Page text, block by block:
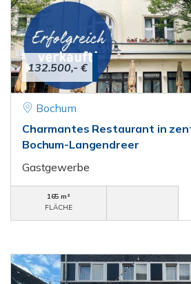
132.500,- €
Bochum
Charmantes Restaurant in
Bochum-Langendreer
Gastgewerbe
165 m²
FLÄCHE